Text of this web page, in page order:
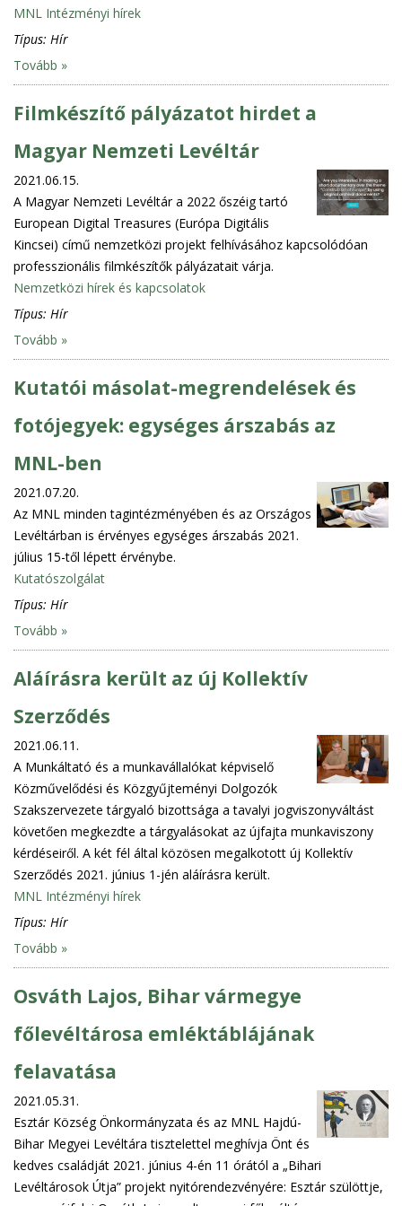
MNL Intézményi hírek
Típus: Hír
Tovább »
Filmkészítő pályázatot hirdet a
Magyar Nemzeti Levéltár
2021.06.15.
A Magyar Nemzeti Levéltár a 2022 őszéig tartó
European Digital Treasures (Európa Digitális
Kincsei) című nemzetközi projekt felhívásához kapcsolódóan
professzionális filmkészítők pályázatait várja.
Nemzetközi hírek és kapcsolatok
Típus: Hír
Tovább »
Kutatói másolat-megrendelések és
fotójegyek: egységes árszabás az
MNL-ben
2021.07.20.
Az MNL minden tagintézményében és az Országos
Levéltárban is érvényes egységes árszabás 2021.
július 15-től lépett érvénybe.
Kutatószolgálat
Típus: Hír
Tovább »
Aláírásra került az új Kollektív
Szerződés
2021.06.11.
A Munkáltató és a munkavállalókat képviselő
Közművelődési és Közgyűjteményi Dolgozók
Szakszervezete tárgyaló bizottsága a tavalyi jogviszonyváltást
követően megkezdte a tárgyalásokat az újfajta munkaviszony
kérdéseiről. A két fél által közösen megalkotott új Kollektív
Szerződés 2021. június 1-jén aláírásra került.
MNL Intézményi hírek
Típus: Hír
Tovább »
Osváth Lajos, Bihar vármegye
főlevéltárosa emléktáblájának
felavatása
2021.05.31.
Esztár Község Önkormányzata és az MNL Hajdú-
Bihar Megyei Levéltára tisztelettel meghívja Önt és
kedves családját 2021. június 4-én 11 órától a „Bihari
Levéltárosok Útja” projekt nyitórendezvényére: Esztár szülöttje,